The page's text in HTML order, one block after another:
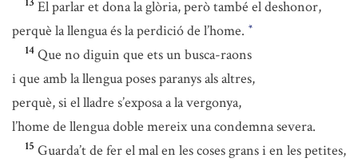
El parlar et dona la glòria, però també el deshonor,
perquè la llengua és la perdició de l’home. *
14 Que no diguin que ets un busca-raons
i que amb la llengua poses paranys als altres,
perquè, si el lladre s’exposa a la vergonya,
l’home de llengua doble mereix una condemna severa.
15 Guarda’t de fer el mal en les coses grans i en les petites,